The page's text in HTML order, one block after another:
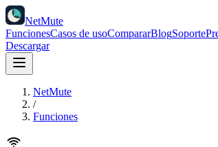
NetMute
FuncionesCasos de usoCompararBlogSoporte
Descargar
NetMute
/
Funciones